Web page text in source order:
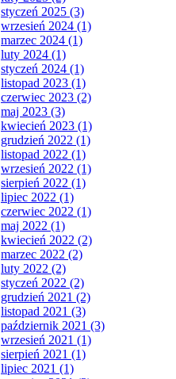
styczeń 2025 (3)
wrzesień 2024 (1)
marzec 2024 (1)
luty 2024 (1)
styczeń 2024 (1)
listopad 2023 (1)
czerwiec 2023 (2)
maj 2023 (3)
kwiecień 2023 (1)
grudzień 2022 (1)
listopad 2022 (1)
wrzesień 2022 (1)
sierpień 2022 (1)
lipiec 2022 (1)
czerwiec 2022 (1)
maj 2022 (1)
kwiecień 2022 (2)
marzec 2022 (2)
luty 2022 (2)
styczeń 2022 (2)
grudzień 2021 (2)
listopad 2021 (3)
październik 2021 (3)
wrzesień 2021 (1)
sierpień 2021 (1)
lipiec 2021 (1)